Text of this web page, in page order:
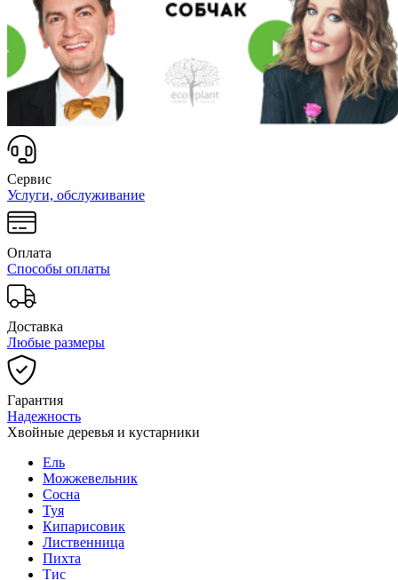
Сервис
Услуги, обслуживание
Оплата
Способы оплаты
Доставка
Любые размеры
Гарантия
Надежность
Хвойные деревья и кустарники
Ель
Можжевельник
Сосна
Туя
Кипарисовик
Лиственница
Пихта
Тис